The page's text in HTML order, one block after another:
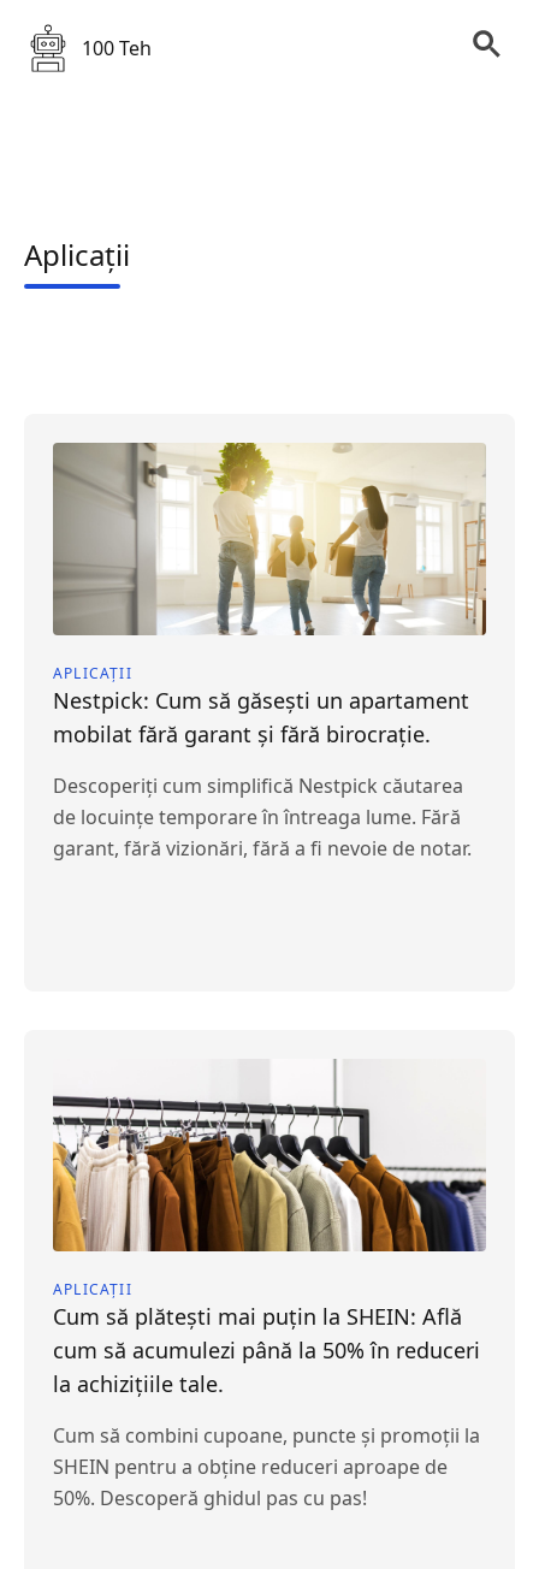
100 Teh
Aplicații
APLICAȚII
Nestpick: Cum să găsești un apartament
mobilat fără garant și fără birocrație.
Descoperiți cum simplifică Nestpick căutarea
de locuințe temporare în întreaga lume. Fără
garant, fără vizionări, fără a fi nevoie de notar.
APLICAȚII
Cum să plătești mai puțin la SHEIN: Află
cum să acumulezi până la 50% în reduceri
la achizițiile tale.
Cum să combini cupoane, puncte și promoții la
SHEIN pentru a obține reduceri aproape de
50%. Descoperă ghidul pas cu pas!